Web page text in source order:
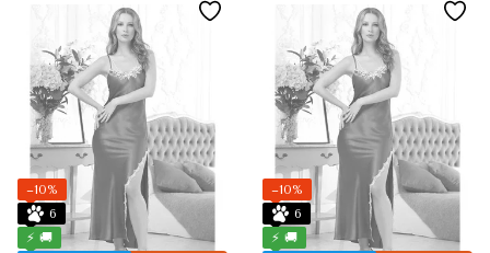
−10%
6
⚡ 🚚
−10%
6
⚡ 🚚